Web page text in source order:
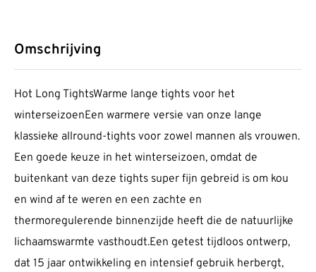
Omschrijving
Hot Long TightsWarme lange tights voor het
winterseizoenEen warmere versie van onze lange
klassieke allround-tights voor zowel mannen als vrouwen.
Een goede keuze in het winterseizoen, omdat de
buitenkant van deze tights super fijn gebreid is om kou
en wind af te weren en een zachte en
thermoregulerende binnenzijde heeft die de natuurlijke
lichaamswarmte vasthoudt.Een getest tijdloos ontwerp,
dat 15 jaar ontwikkeling en intensief gebruik herbergt,